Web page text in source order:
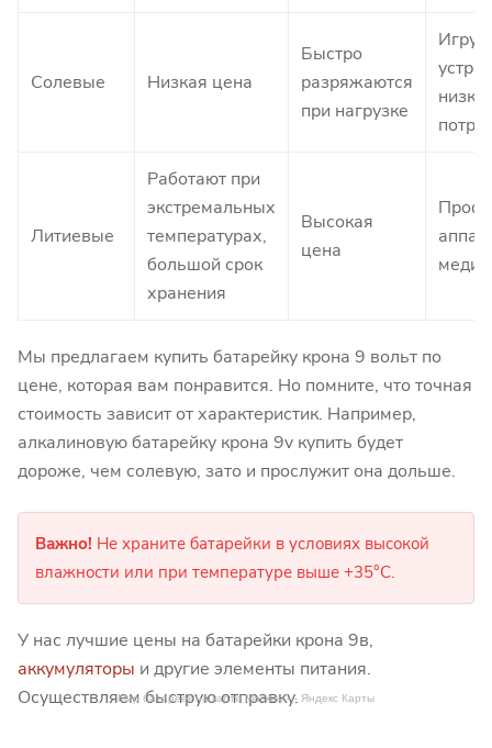
Мир батареек на карте Москвы — Яндекс Карты
Солевые Низкая цена
Быстро
разряжаются
при нагрузке
Литиевые
Работают при
экстремальных
температурах,
большой срок
хранения
Высокая
цена
Мы предлагаем купить батарейку крона 9 вольт по
цене, которая вам понравится. Но помните, что точная
стоимость зависит от характеристик. Например,
алкалиновую батарейку крона 9v купить будет
дороже, чем солевую, зато и прослужит она дольше.
Важно! Не храните батарейки в условиях высокой
влажности или при температуре выше +35°C.
У нас лучшие цены на батарейки крона 9в,
аккумуляторы и другие элементы питания.
Осуществляем быструю отправку.